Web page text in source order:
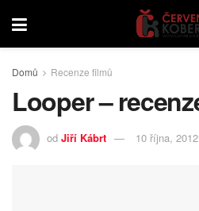
Domů Recenze filmů
Looper –
od Jiří Kábrt 10 října, 2012